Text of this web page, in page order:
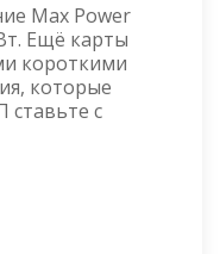
Max Power
Ещё карты
короткими
которые
ставьте с